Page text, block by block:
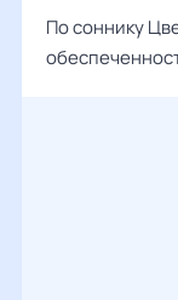
По соннику